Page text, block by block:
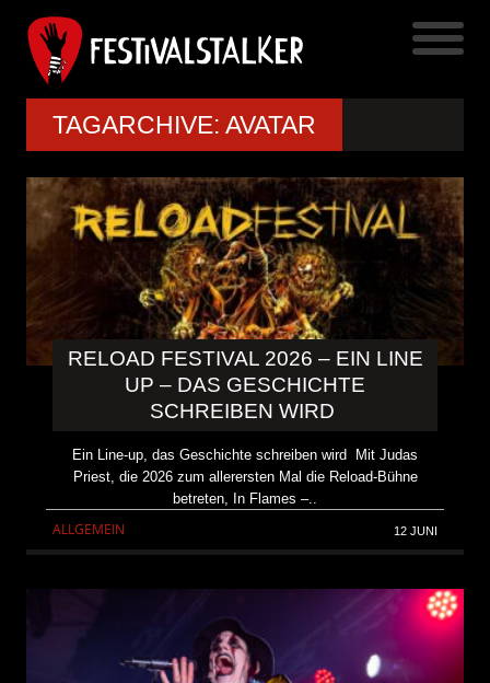
TAGARCHIVE: AVATAR
RELOAD FESTIVAL 2026 – EIN LINE
UP – DAS GESCHICHTE
SCHREIBEN WIRD
Ein Line-up, das Geschichte schreiben wird Mit Judas
Priest, die 2026 zum allerersten Mal die Reload-Bühne
betreten, In Flames –..
ALLGEMEIN 12 JUNI